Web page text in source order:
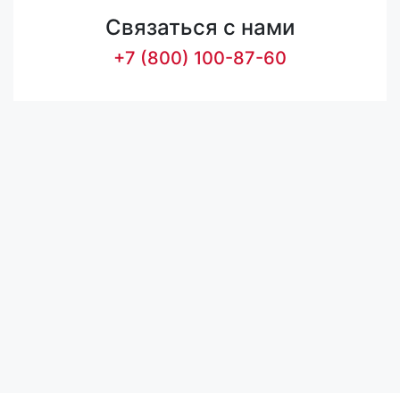
Связаться с нами
+7 (800) 100-87-60